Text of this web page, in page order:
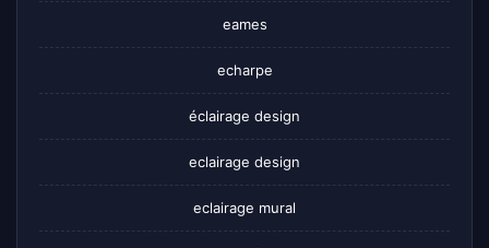
eames
echarpe
éclairage design
eclairage design
eclairage mural